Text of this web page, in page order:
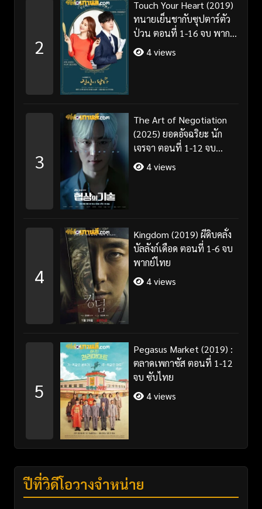
2
Touch Your Heart (2019)
ทนายเย็นชากับซุปตาร์ตัว
ป่วน ตอนที่ 1-16 จบ พากย์
ไทย/ซับไทย
4 views
3
The Art of Negotiation
(2025) ยอดอัจฉริยะ นัก
เจรจา ตอนที่ 1-12 จบ
พากย์ไทย/ซับไทย
4 views
4
Kingdom (2019) ผีดิบคลั่ง
บัลลังก์เดือด ตอนที่ 1-6 จบ
พากย์ไทย
4 views
5
Pegasus Market (2019) :
ตลาดเพกาซัส ตอนที่ 1-12
จบ ซับไทย
4 views
ปีที่วิดีโอวางจำหน่าย